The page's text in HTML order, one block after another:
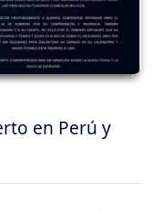
en Perú y